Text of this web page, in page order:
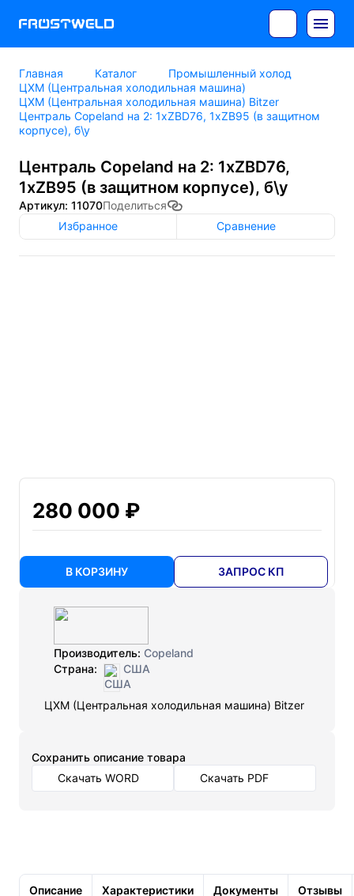
Главная Каталог
Промышленный холод
ЦХМ (Центральная холодильная машина)
ЦХМ (Центральная холодильная машина) Bitzer
Централь Copeland на 2: 1xZBD76, 1xZB95 (в защитном
корпусе), б\у
Централь Copeland на 2: 1xZBD76,
1xZB95 (в защитном корпусе), б\у
Артикул: 11070Поделиться
Избранное
Сравнение
280 000 ₽
В КОРЗИНУ ЗАПРОС КП
Производитель: Copeland
Страна:
США
ЦХМ (Центральная холодильная машина) Bitzer
Cохранить описание товара
Скачать WORD
Скачать PDF
Описание Характеристики Документы Отзывы